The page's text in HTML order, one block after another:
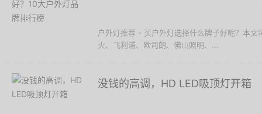
户外灯推荐 - 买户外灯选择什么牌子好呢？本
火、飞利浦、欧司朗、佛山照明、...
没钱的高调，HD LED吸顶灯开箱